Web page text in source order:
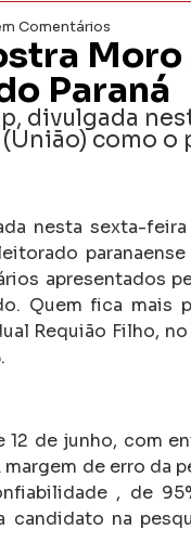
Comentários
Moro
Paraná
divulgada
como
nesta sexta-
apresentados
Quem fica mais
Requião Filho,
de junho, com
de erro da
, de
na